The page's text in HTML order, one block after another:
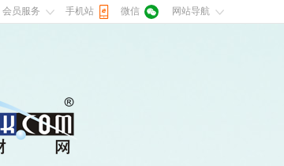
会员服务 手机站 微信 网站导航